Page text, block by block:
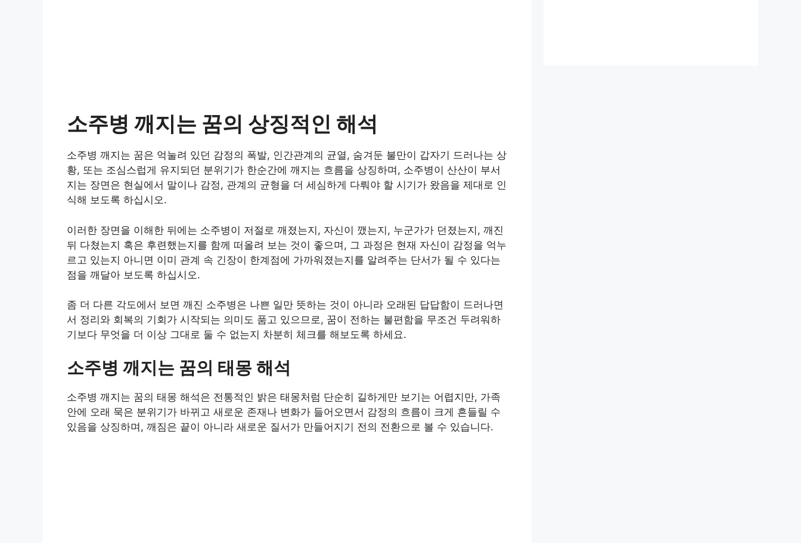
소주병 깨지는 꿈의 상징적인 해석
소주병 깨지는 꿈은 억눌려 있던 감정의 폭발, 인간관계의 균열, 숨겨둔 불만이 갑자기 드러나는 상
황, 또는 조심스럽게 유지되던 분위기가 한순간에 깨지는 흐름을 상징하며, 소주병이 산산이 부서
지는 장면은 현실에서 말이나 감정, 관계의 균형을 더 세심하게 다뤄야 할 시기가 왔음을 제대로 인
식해 보도록 하십시오.
이러한 장면을 이해한 뒤에는 소주병이 저절로 깨졌는지, 자신이 깼는지, 누군가가 던졌는지, 깨진
뒤 다쳤는지 혹은 후련했는지를 함께 떠올려 보는 것이 좋으며, 그 과정은 현재 자신이 감정을 억누
르고 있는지 아니면 이미 관계 속 긴장이 한계점에 가까워졌는지를 알려주는 단서가 될 수 있다는
점을 깨달아 보도록 하십시오.
좀 더 다른 각도에서 보면 깨진 소주병은 나쁜 일만 뜻하는 것이 아니라 오래된 답답함이 드러나면
서 정리와 회복의 기회가 시작되는 의미도 품고 있으므로, 꿈이 전하는 불편함을 무조건 두려워하
기보다 무엇을 더 이상 그대로 둘 수 없는지 차분히 체크를 해보도록 하세요.
소주병 깨지는 꿈의 태몽 해석
소주병 깨지는 꿈의 태몽 해석은 전통적인 밝은 태몽처럼 단순히 길하게만 보기는 어렵지만, 가족
안에 오래 묵은 분위기가 바뀌고 새로운 존재나 변화가 들어오면서 감정의 흐름이 크게 흔들릴 수
있음을 상징하며, 깨짐은 끝이 아니라 새로운 질서가 만들어지기 전의 전환으로 볼 수 있습니다.